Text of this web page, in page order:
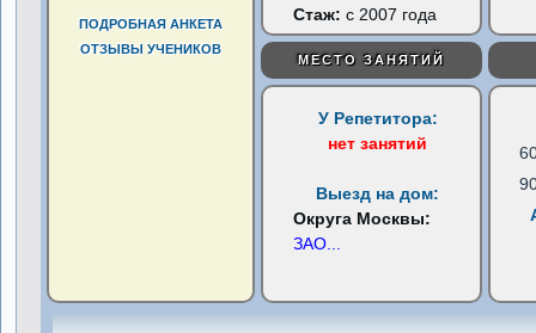
ПОДРОБНАЯ АНКЕТА
ОТЗЫВЫ УЧЕНИКОВ
Стаж: с 2007 года
МЕСТО ЗАНЯТИЙ
У Репетитора:
нет занятий
Выезд на дом:
Округа Москвы:
ЗАО